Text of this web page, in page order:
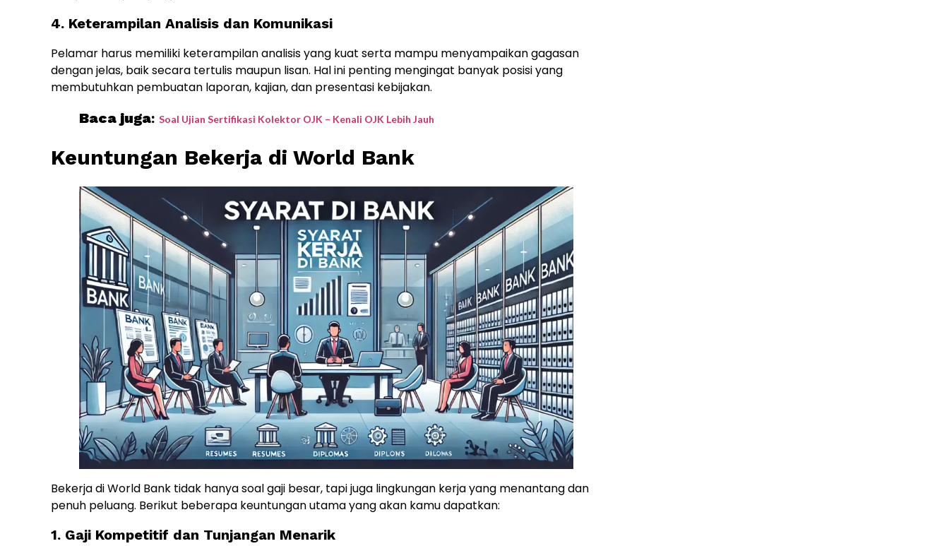
4. Keterampilan Analisis dan Komunikasi
Pelamar harus memiliki keterampilan analisis yang kuat serta mampu menyampaikan gagasan
dengan jelas, baik secara tertulis maupun lisan. Hal ini penting mengingat banyak posisi yang
membutuhkan pembuatan laporan, kajian, dan presentasi kebijakan.
Baca juga: Soal Ujian Sertifikasi Kolektor OJK – Kenali OJK Lebih Jauh
Keuntungan Bekerja di World Bank
Bekerja di World Bank tidak hanya soal gaji besar, tapi juga lingkungan kerja yang menantang dan
penuh peluang. Berikut beberapa keuntungan utama yang akan kamu dapatkan:
1. Gaji Kompetitif dan Tunjangan Menarik